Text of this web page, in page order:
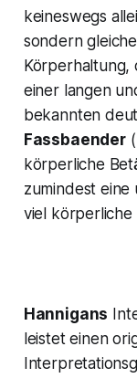
keineswegs
sondern
einer langen
bekannten
Fassbaender
körperliche
zumindest
viel
Hannigans
leistet einen